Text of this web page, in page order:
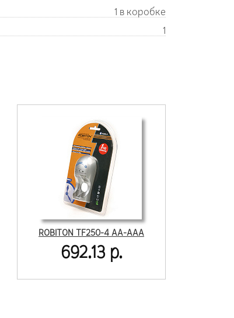
1 в коробке
1
ROBITON TF250-4 AA-AAA
692.13 р.